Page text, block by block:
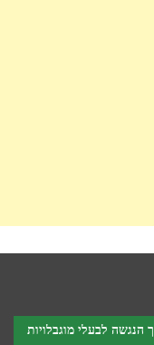
לבעלי מוגבלויות